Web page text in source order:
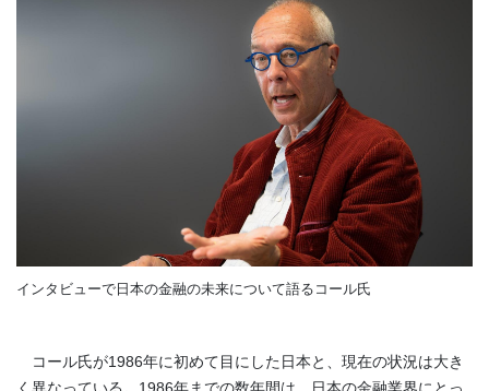
インタビューで日本の金融の未来について語るコール氏
コール氏が1986年に初めて目にした日本と、現在の状況は大き